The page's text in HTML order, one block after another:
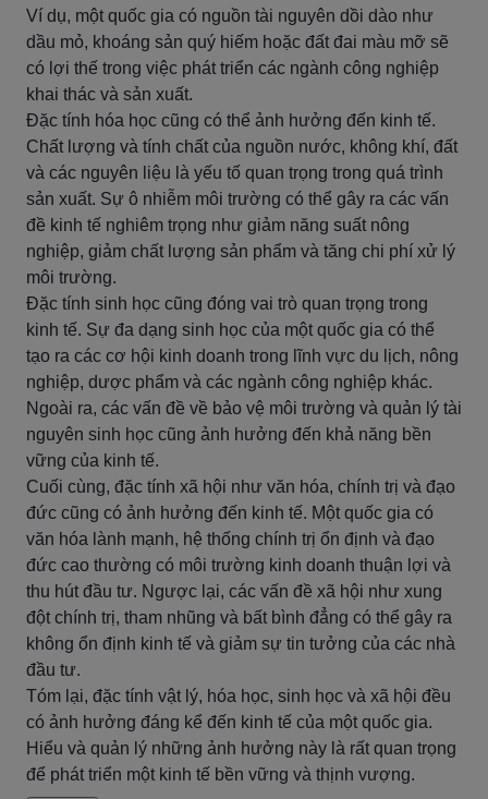
Ví dụ, một quốc gia có nguồn tài nguyên dồi dào như
dầu mỏ, khoáng sản quý hiếm hoặc đất đai màu mỡ sẽ
có lợi thế trong việc phát triển các ngành công nghiệp
khai thác và sản xuất.
Đặc tính hóa học cũng có thể ảnh hưởng đến kinh tế.
Chất lượng và tính chất của nguồn nước, không khí, đất
và các nguyên liệu là yếu tố quan trọng trong quá trình
sản xuất. Sự ô nhiễm môi trường có thể gây ra các vấn
đề kinh tế nghiêm trọng như giảm năng suất nông
nghiệp, giảm chất lượng sản phẩm và tăng chi phí xử lý
môi trường.
Đặc tính sinh học cũng đóng vai trò quan trọng trong
kinh tế. Sự đa dạng sinh học của một quốc gia có thể
tạo ra các cơ hội kinh doanh trong lĩnh vực du lịch, nông
nghiệp, dược phẩm và các ngành công nghiệp khác.
Ngoài ra, các vấn đề về bảo vệ môi trường và quản lý tài
nguyên sinh học cũng ảnh hưởng đến khả năng bền
vững của kinh tế.
Cuối cùng, đặc tính xã hội như văn hóa, chính trị và đạo
đức cũng có ảnh hưởng đến kinh tế. Một quốc gia có
văn hóa lành mạnh, hệ thống chính trị ổn định và đạo
đức cao thường có môi trường kinh doanh thuận lợi và
thu hút đầu tư. Ngược lại, các vấn đề xã hội như xung
đột chính trị, tham nhũng và bất bình đẳng có thể gây ra
không ổn định kinh tế và giảm sự tin tưởng của các nhà
đầu tư.
Tóm lại, đặc tính vật lý, hóa học, sinh học và xã hội đều
có ảnh hưởng đáng kể đến kinh tế của một quốc gia.
Hiểu và quản lý những ảnh hưởng này là rất quan trọng
để phát triển một kinh tế bền vững và thịnh vượng.